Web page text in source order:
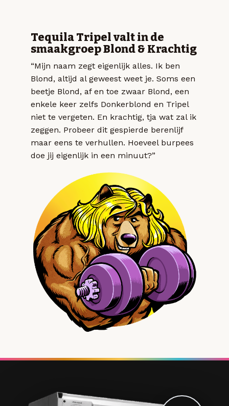
Tequila Tripel valt in de
smaakgroep Blond & Krachtig
“Mijn naam zegt eigenlijk alles. Ik ben
Blond, altijd al geweest weet je. Soms een
beetje Blond, af en toe zwaar Blond, een
enkele keer zelfs Donkerblond en Tripel
niet te vergeten. En krachtig, tja wat zal ik
zeggen. Probeer dit gespierde berenlijf
maar eens te verhullen. Hoeveel burpees
doe jij eigenlijk in een minuut?”